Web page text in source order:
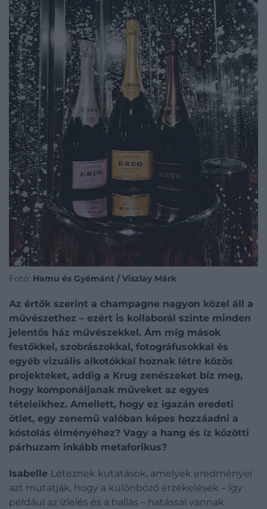
Fotó: Hamu és Gyémánt / Viszlay Márk
Az értők szerint a champagne nagyon közel áll a
művészethez – ezért is kollaborál szinte minden
jelentős ház művészekkel. Ám míg mások
festőkkel, szobrászokkal, fotográfusokkal és
egyéb vizuális alkotókkal hoznak létre közös
projekteket, addig a Krug zenészeket bíz meg,
hogy komponáljanak műveket az egyes
tételeikhez. Amellett, hogy ez igazán eredeti
ötlet, egy zenemű valóban képes hozzáadni a
kóstolás élményéhez? Vagy a hang és íz közötti
párhuzam inkább metaforikus?
Isabelle Léteznek kutatások, amelyek eredményei
azt mutatják, hogy a különböző érzékelések – így
például az ízlelés és a hallás – hatással vannak